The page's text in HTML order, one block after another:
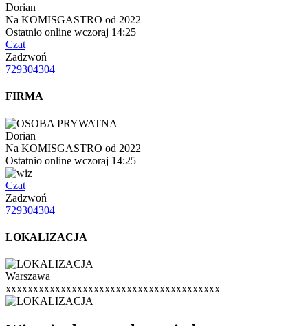
Dorian
Na KOMISGASTRO od 2022
Ostatnio online wczoraj 14:25
Czat
Zadzwoń
729304304
FIRMA
Dorian
Na KOMISGASTRO od 2022
Ostatnio online wczoraj 14:25
Czat
Zadzwoń
729304304
LOKALIZACJA
Warszawa
xxxxxxxxxxxxxxxxxxxxxxxxxxxxxxxxxxxxxxx